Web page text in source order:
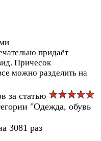
придаёт
Причесок
можно разделить на
за статью
"Одежда, обувь
3081 раз